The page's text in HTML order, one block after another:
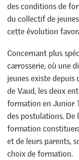
des conditions de
du collectif de
cette évolution
Concernant plus
carrosserie, où une
jeunes existe depuis
de Vaud, les deux
formation en Junior
des postulations. De
formation
et de leurs parents,
choix de formation.